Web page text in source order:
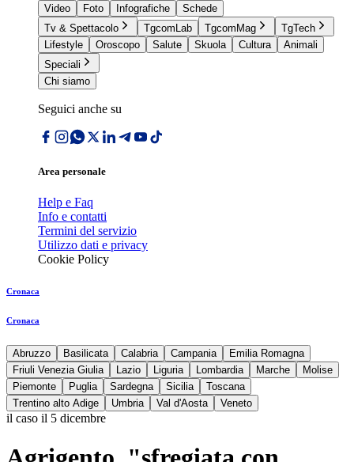
Video
Foto Infografiche
Schede
Tv & Spettacolo
TgcomLab TgcomMag
TgTech
Lifestyle
Oroscopo Salute Skuola Cultura
Animali
Speciali
Chi siamo
Seguici anche su
Area personale
Help e Faq
Info e contatti
Termini del servizio
Utilizzo dati e privacy
Cookie Policy
Cronaca
Cronaca
Abruzzo Basilicata Calabria Campania
Emilia Romagna
Friuli Venezia Giulia
Lazio Liguria Lombardia Marche
Molise
Piemonte
Puglia Sardegna Sicilia
Toscana
Trentino alto Adige
Umbria Val d'Aosta Veneto
il caso il 5 dicembre